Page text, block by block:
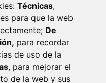
Técnicas,
para que la web
De
para recordar
de uso de la
, para mejorar el
de la web y sus
- ARAGÓN (ESPAÑA)
700 ·